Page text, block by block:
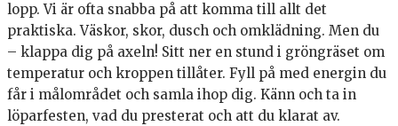
lopp. Vi är ofta snabba på att komma till allt det
praktiska. Väskor, skor, dusch och omklädning. Men du
– klappa dig på axeln! Sitt ner en stund i gröngräset om
temperatur och kroppen tillåter. Fyll på med energin du
får i målområdet och samla ihop dig. Känn och ta in
löparfesten, vad du presterat och att du klarat av.